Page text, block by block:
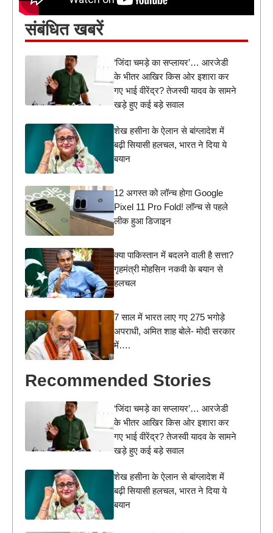
संबंधित खबरें
‘जिंदा चमड़े का सप्लायर’… आरजेडी
के भीतर आखिर किस ओर इशारा कर
गए भाई वीरेंद्र? तेजस्वी यादव के सामने
खड़े हुए कई बड़े सवाल
शेख हसीना के ऐलान से बांग्लादेश में
बढ़ी सियासी हलचल, भारत ने दिया ये
बयान
12 अगस्त को लॉन्च होगा Google
Pixel 11 Pro Fold! लॉन्च से पहले
लीक हुआ डिजाइन
क्या पाकिस्तान में बदलने वाली है सत्ता?
गृहमंत्री मोहसिन नकवी के बयान से
हलचल
7 साल में भारत लाए गए 275 भगोड़े
अपराधी, अमित शाह बोले- मोदी सरकार
में….
Recommended Stories
‘जिंदा चमड़े का सप्लायर’… आरजेडी
के भीतर आखिर किस ओर इशारा कर
गए भाई वीरेंद्र? तेजस्वी यादव के सामने
खड़े हुए कई बड़े सवाल
शेख हसीना के ऐलान से बांग्लादेश में
बढ़ी सियासी हलचल, भारत ने दिया ये
बयान